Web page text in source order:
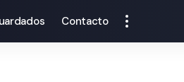
Contacto